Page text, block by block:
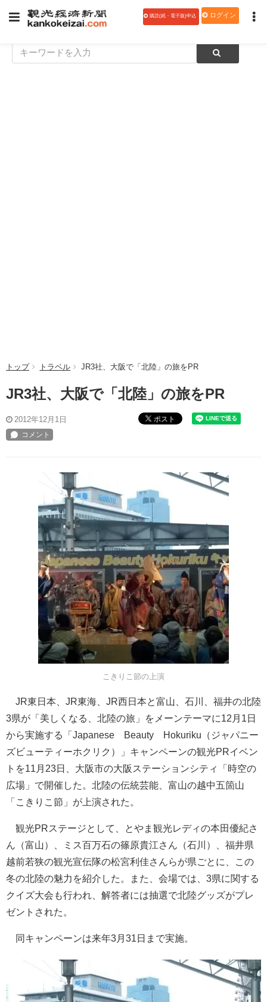
購読(紙・電子版)申込 ログイン
トップ トラベル JR3社、大阪で「北陸」の旅をPR
JR3社、大阪で「北陸」の旅をPR
2012年12月1日 ポスト
こきりこ節の上演
JR東日本、JR東海、JR西日本と富山、石川、福井の北陸
3県が「美しくなる、北陸の旅」をメーンテーマに12月1日
から実施する「Japanese Beauty Hokuriku（ジャパニー
ズビューティーホクリク）」キャンペーンの観光PRイベン
トを11月23日、大阪市の大阪ステーションシティ「時空の
広場」で開催した。北陸の伝統芸能、富山の越中五箇山
「こきりこ節」が上演された。
観光PRステージとして、とやま観光レディの本田優紀さ
ん（富山）、ミス百万石の篠原貴江さん（石川）、福井県
越前若狭の観光宣伝隊の松宮利佳さんらが県ごとに、この
冬の北陸の魅力を紹介した。また、会場では、3県に関する
クイズ大会も行われ、解答者には抽選で北陸グッズがプレ
ゼントされた。
同キャンペーンは来年3月31日まで実施。